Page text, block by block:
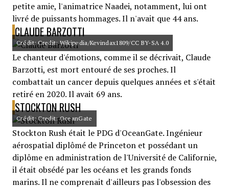
petite amie, l'animatrice Naadei, notamment, lui ont
livré de puissants hommages. Il n'avait que 44 ans.
CLAUDE BARZOTTI
Crédit: Credit: Wikipedia/Kevindax1809/CC BY-SA 4.0
Le chanteur d'émotions, comme il se décrivait, Claude
Barzotti, est mort entouré de ses proches. Il
combattait un cancer depuis quelques années et s'était
retiré en 2020. Il avait 69 ans.
STOCKTON RUSH
Crédit: Credit: OceanGate
Stockton Rush était le PDG d'OceanGate. Ingénieur
aérospatial diplômé de Princeton et possédant un
diplôme en administration de l'Université de Californie,
il était obsédé par les océans et les grands fonds
marins. Il ne comprenait d'ailleurs pas l'obsession des